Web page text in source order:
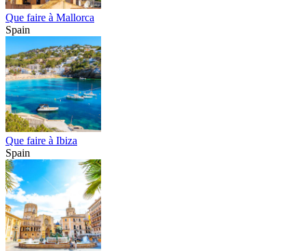
Que faire à Mallorca
Spain
Que faire à Ibiza
Spain